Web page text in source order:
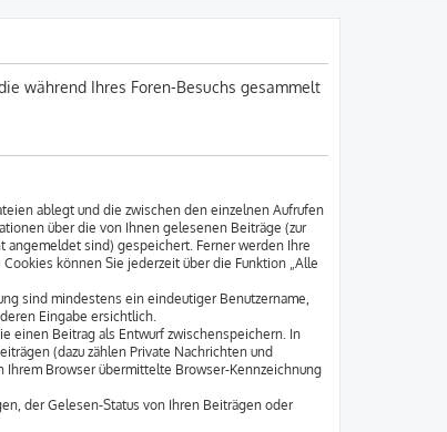
während Ihres Foren-Besuchs gesammelt
ablegt und die zwischen den einzelnen Aufrufen
über die von Ihnen gelesenen Beiträge (zur
sind) gespeichert. Ferner werden Ihre
können Sie jederzeit über die Funktion „Alle
sind mindestens ein eindeutiger Benutzername,
Eingabe ersichtlich.
einen Beitrag als Entwurf zwischenspeichern. In
(dazu zählen Private Nachrichten und
Ihrem Browser übermittelte Browser-Kennzeichnung
der Gelesen-Status von Ihren Beiträgen oder